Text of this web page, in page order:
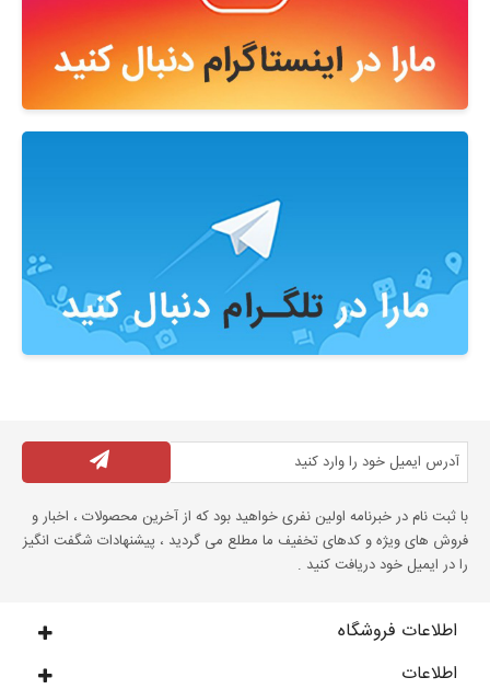
با ثبت نام در خبرنامه اولین نفری خواهید بود که از آخرین محصولات ، اخبار و
فروش های ویژه و کدهای تخفیف ما مطلع می گردید ، پیشنهادات شگفت انگیز
را در ایمیل خود دریافت کنید .
اطلاعات فروشگاه
اطلاعات